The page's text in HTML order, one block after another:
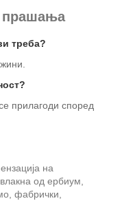
прашања
треба?
прилагоди според
на
од ербиум,
фабрички,